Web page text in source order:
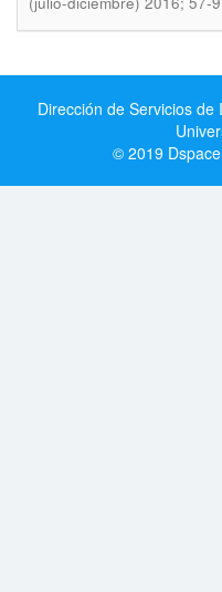
Dirección de Servicios
© 2019